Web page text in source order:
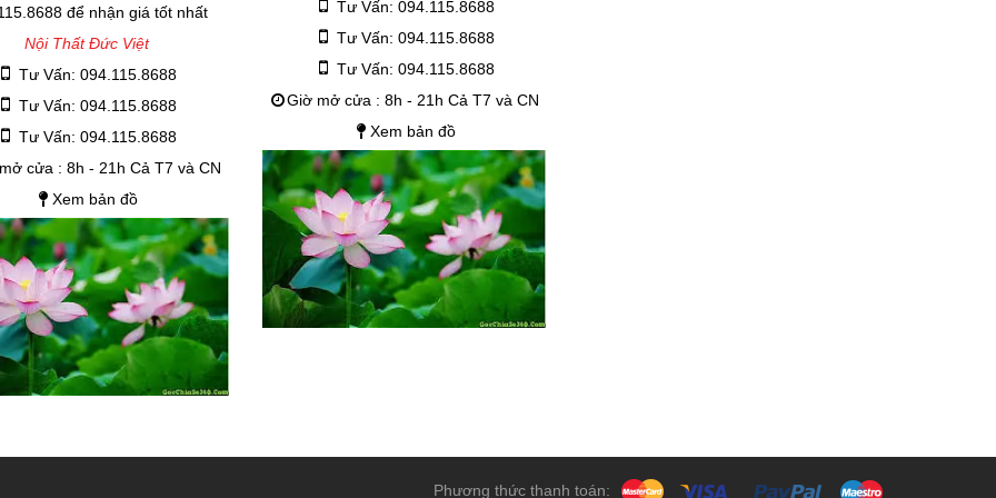
để nhận giá tốt nhất
Nội Thất Đức Việt
Tư Vấn: 094.115.8688
Tư Vấn: 094.115.8688
Tư Vấn: 094.115.8688
cửa : 8h - 21h Cả T7 và CN
Xem bản đồ
Tư Vấn: 094.115.8688
Tư Vấn: 094.115.8688
Tư Vấn: 094.115.8688
Giờ mở cửa : 8h - 21h Cả T7 và CN
Xem bản đồ
Phương thức thanh toán: